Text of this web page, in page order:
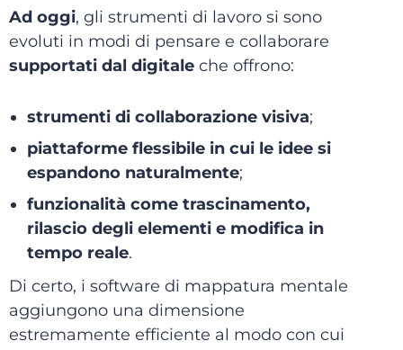
Ad oggi, gli strumenti di lavoro si sono
evoluti in modi di pensare e collaborare
supportati dal digitale che offrono:
strumenti di collaborazione visiva;
piattaforme flessibile in cui le idee si
espandono naturalmente;
funzionalità come trascinamento,
rilascio degli elementi e modifica in
tempo reale.
Di certo, i software di mappatura mentale
aggiungono una dimensione
estremamente efficiente al modo con cui